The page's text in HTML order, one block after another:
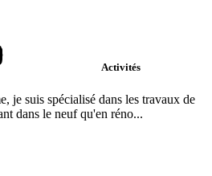
Activités
je suis spécialisé dans les travaux de
dans le neuf qu'en réno...